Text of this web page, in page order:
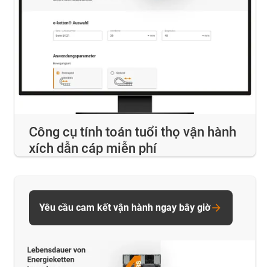
Công cụ tính toán tuổi thọ vận hành
xích dẫn cáp miễn phí
Yêu cầu cam kết vận hành ngay bây giờ